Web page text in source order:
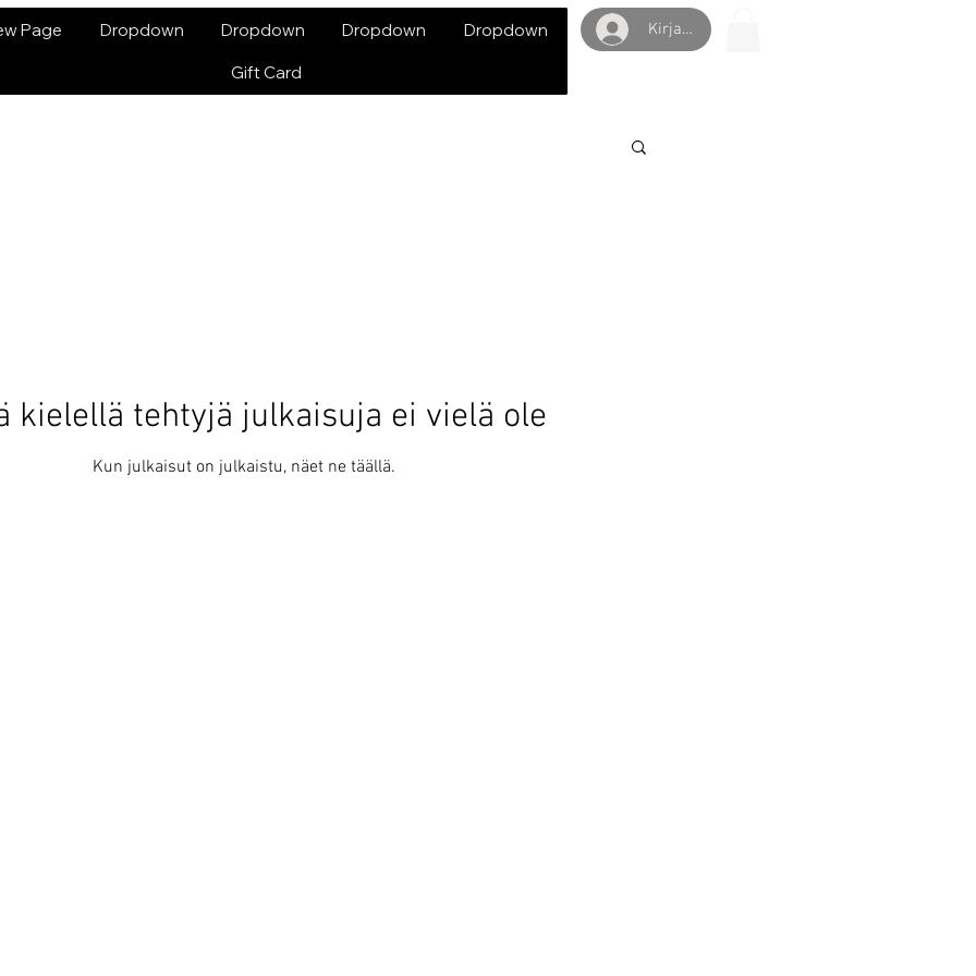
Page Dropdown Dropdown Dropdown Dropdown
Gift Card
Kirjaudu
kielellä tehtyjä julkaisuja ei vielä ole
Kun julkaisut on julkaistu, näet ne täällä.